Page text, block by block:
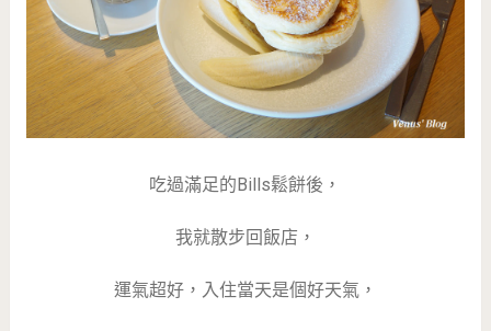
吃過滿足的Bills鬆餅後，
我就散步回飯店，
運氣超好，入住當天是個好天氣，